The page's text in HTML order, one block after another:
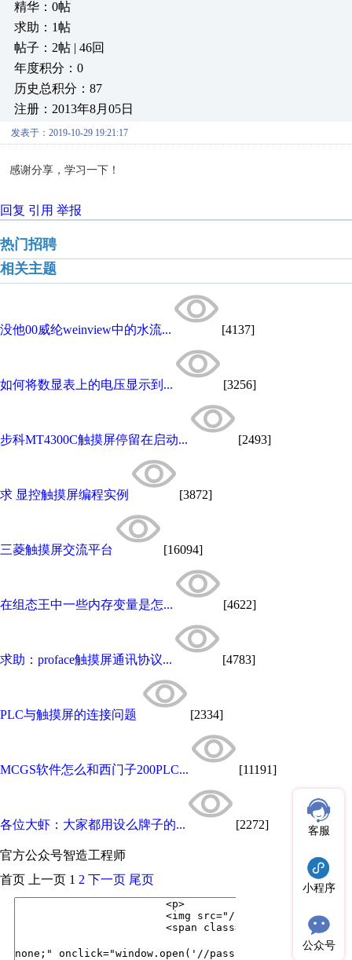
精华：0帖
求助：1帖
帖子：2帖 | 46回
年度积分：0
历史总积分：87
注册：2013年8月05日
发表于：2019-10-29 19:21:17
感谢分享，学习一下！
回复 引用 举报
热门招聘
相关主题
没他00威纶weinview中的水流... [4137]
如何将数显表上的电压显示到... [3256]
步科MT4300C触摸屏停留在启动... [2493]
求 显控触摸屏编程实例 [3872]
三菱触摸屏交流平台 [16094]
在组态王中一些内存变量是怎... [4622]
求助：proface触摸屏通讯协议... [4783]
PLC与触摸屏的连接问题 [2334]
MCGS软件怎么和西门子200PLC... [11191]
各位大虾：大家都用设么牌子的... [2272]
官方公众号智造工程师
客服
小程序
公众号
首页 上一页 1 2 下一页 尾页